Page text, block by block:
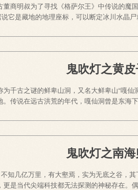
商明叔为了寻找《格萨尔王》中传说的
是藏地的地理座标，可以断定冰川水晶
鬼吹灯之黄
千古之谜的鲜卑山洞，又名大鲜卑山“嘎
传说在远古洪荒的年代，嘎仙洞曾是东海下
鬼吹灯之南
知几亿万里，有大壑焉，实为无底之谷
是当代尖端科技都无法探测的神秘存在。